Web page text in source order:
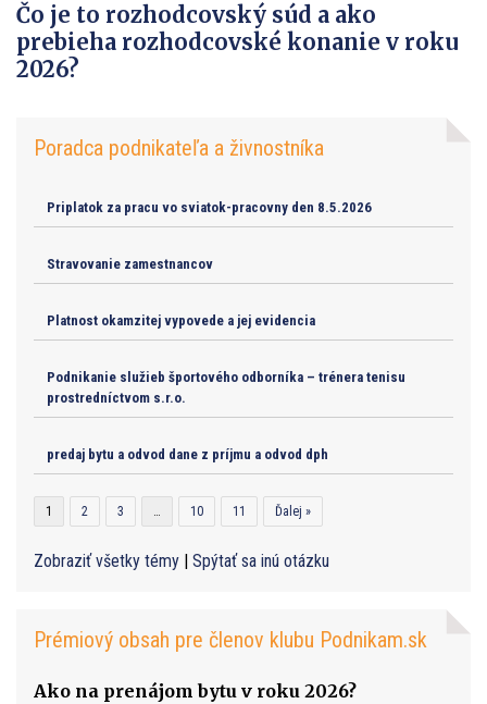
Čo je to rozhodcovský súd a ako
prebieha rozhodcovské konanie v roku
2026?
Poradca podnikateľa a živnostníka
Priplatok za pracu vo sviatok-pracovny den 8.5.2026
Stravovanie zamestnancov
Platnost okamzitej vypovede a jej evidencia
Podnikanie služieb športového odborníka – trénera tenisu
prostredníctvom s.r.o.
predaj bytu a odvod dane z príjmu a odvod dph
1 2 3 … 10 11 Ďalej »
Zobraziť všetky témy | Spýtať sa inú otázku
Prémiový obsah pre členov klubu Podnikam.sk
Ako na prenájom bytu v roku 2026?